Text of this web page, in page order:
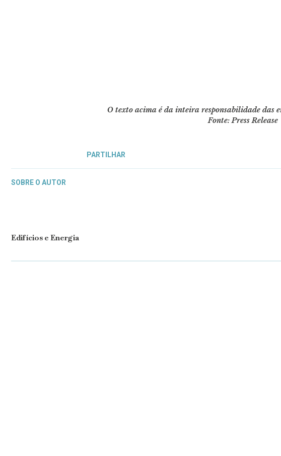
O texto acima é da inteira responsabilidade das
Fonte: Press Release
PARTILHAR
SOBRE O AUTOR
Edifícios e Energia